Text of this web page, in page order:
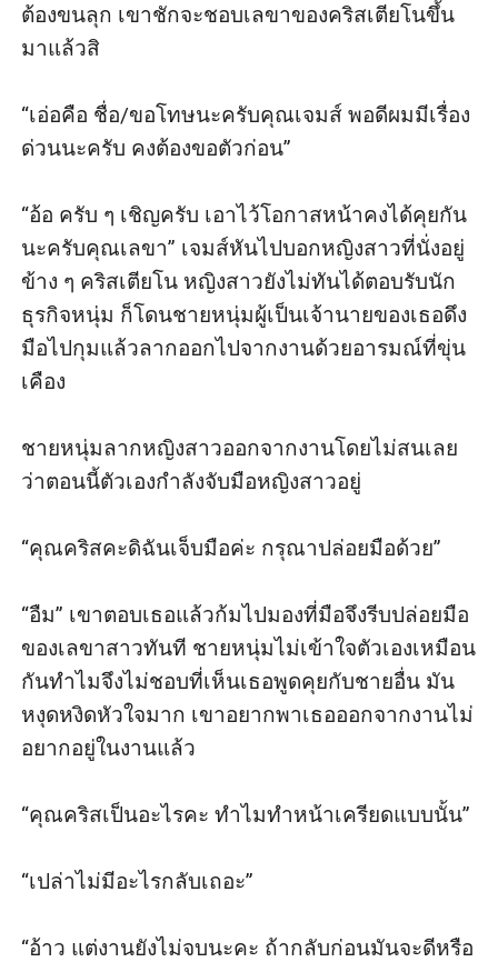
ต้องขนลุก เขาชักจะชอบเลขาของคริสเตียโนขึ้น
มาแล้วสิ
“เอ่อคือ ชื่อ/ขอโทษนะครับคุณเจมส์ พอดีผมมีเรื่อง
ด่วนนะครับ คงต้องขอตัวก่อน”
“อ้อ ครับ ๆ เชิญครับ เอาไว้โอกาสหน้าคงได้คุยกัน
นะครับคุณเลขา” เจมส์หันไปบอกหญิงสาวที่นั่งอยู่
ข้าง ๆ คริสเตียโน หญิงสาวยังไม่ทันได้ตอบรับนัก
ธุรกิจหนุ่ม ก็โดนชายหนุ่มผู้เป็นเจ้านายของเธอดึง
มือไปกุมแล้วลากออกไปจากงานด้วยอารมณ์ที่ขุ่น
เคือง
ชายหนุ่มลากหญิงสาวออกจากงานโดยไม่สนเลย
ว่าตอนนี้ตัวเองกำลังจับมือหญิงสาวอยู่
“คุณคริสคะดิฉันเจ็บมือค่ะ กรุณาปล่อยมือด้วย”
“อืม” เขาตอบเธอแล้วก้มไปมองที่มือจึงรีบปล่อยมือ
ของเลขาสาวทันที ชายหนุ่มไม่เข้าใจตัวเองเหมือน
กันทำไมจึงไม่ชอบที่เห็นเธอพูดคุยกับชายอื่น มัน
หงุดหงิดหัวใจมาก เขาอยากพาเธอออกจากงานไม่
อยากอยู่ในงานแล้ว
“คุณคริสเป็นอะไรคะ ทำไมทำหน้าเครียดแบบนั้น”
“เปล่าไม่มีอะไรกลับเถอะ”
“อ้าว แต่งานยังไม่จบนะคะ ถ้ากลับก่อนมันจะดีหรือ